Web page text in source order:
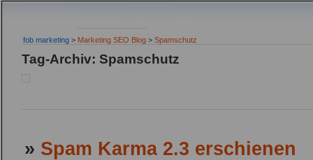
fob marketing > Marketing SEO Blog > Spamschutz
Tag-Archiv: Spamschutz
» Spam Karma 2.3 erschienen